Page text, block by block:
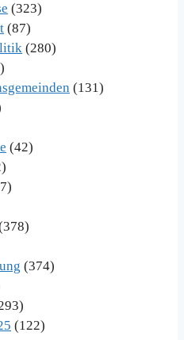
(323)
(87)
(280)
(131)
(42)
(374)
(122)